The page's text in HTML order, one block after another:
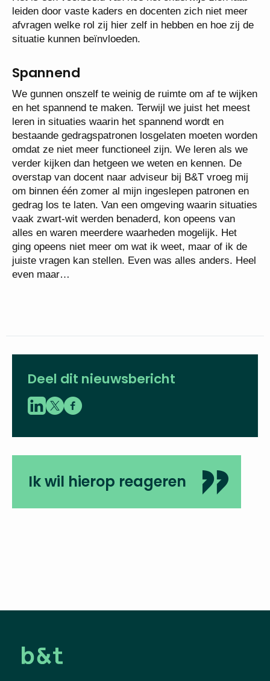
leiden door vaste kaders en docenten zich niet meer
afvragen welke rol zij hier zelf in hebben en hoe zij de
situatie kunnen beïnvloeden.
Spannend
We gunnen onszelf te weinig de ruimte om af te wijken
en het spannend te maken. Terwijl we juist het meest
leren in situaties waarin het spannend wordt en
bestaande gedragspatronen losgelaten moeten worden
omdat ze niet meer functioneel zijn. We leren als we
verder kijken dan hetgeen we weten en kennen. De
overstap van docent naar adviseur bij B&T vroeg mij
om binnen één zomer al mijn ingeslepen patronen en
gedrag los te laten. Van een omgeving waarin situaties
vaak zwart-wit werden benaderd, kon opeens van
alles en waren meerdere waarheden mogelijk. Het
ging opeens niet meer om wat ik weet, maar of ik de
juiste vragen kan stellen. Even was alles anders. Heel
even maar…
Deel dit nieuwsbericht
Ik wil hierop reageren